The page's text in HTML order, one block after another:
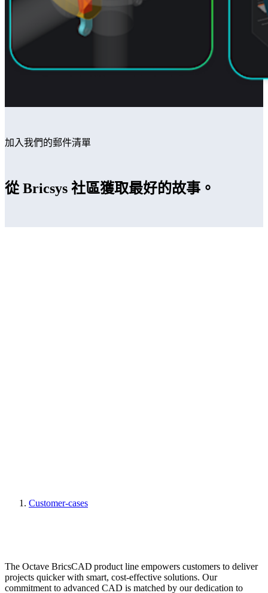
加入我們的郵件清單
從 Bricsys 社區獲取最好的故事。
Customer-cases
The Octave BricsCAD product line empowers customers to deliver
projects quicker with smart, cost-effective solutions. Our
commitment to advanced CAD is matched by our dedication to